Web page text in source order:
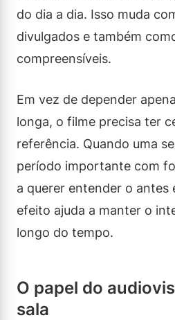
do dia a dia. Isso muda
divulgados e também
compreensíveis.
Em vez de depender
longa, o filme precisa ter
referência. Quando uma
período importante com
a querer entender o antes
efeito ajuda a manter o
longo do tempo.
O papel do
sala